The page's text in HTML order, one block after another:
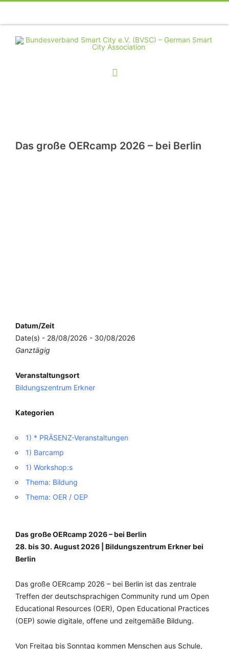
TelefonFacebookTwitterYoutubeInstagramLinkedinRSS
Das große OERcamp 2026 – bei Berlin
Datum/Zeit
Date(s) - 28/08/2026 - 30/08/2026
Ganztägig
Veranstaltungsort
Bildungszentrum Erkner
Kategorien
1) * PRÄSENZ-Veranstaltungen
1) Barcamp
1) Workshop:s
Thema: Bildung
Thema: OER / OEP
Das große OERcamp 2026 – bei Berlin
28. bis 30. August 2026 | Bildungszentrum Erkner bei
Berlin
Das große OERcamp 2026 – bei Berlin ist das zentrale
Treffen der deutschsprachigen Community rund um Open
Educational Resources (OER), Open Educational Practices
(OEP) sowie digitale, offene und zeitgemäße Bildung.
Von Freitag bis Sonntag kommen Menschen aus Schule,